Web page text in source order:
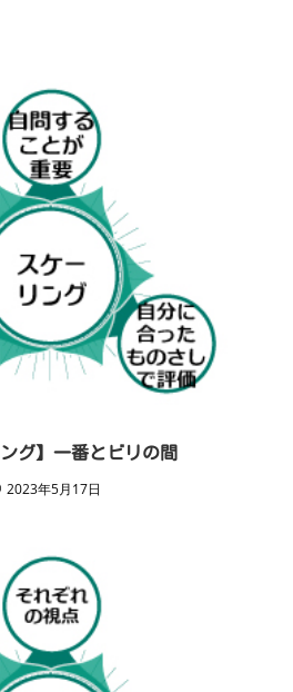
ング】一番とビリの間
2023年5月17日